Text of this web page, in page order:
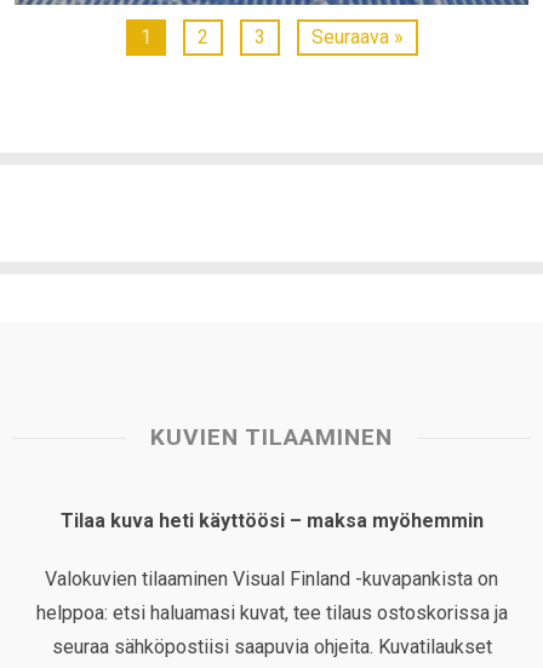
1 2 3 Seuraava »
KUVIEN TILAAMINEN
Tilaa kuva heti käyttöösi – maksa myöhemmin
Valokuvien tilaaminen Visual Finland -kuvapankista on
helppoa: etsi haluamasi kuvat, tee tilaus ostoskorissa ja
seuraa sähköpostiisi saapuvia ohjeita. Kuvatilaukset